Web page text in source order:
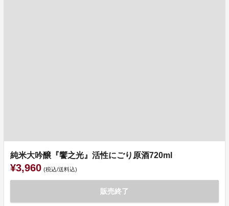
純米大吟醸『饗之光』活性にごり原酒720ml
¥3,960 (税込/送料込)
販売終了